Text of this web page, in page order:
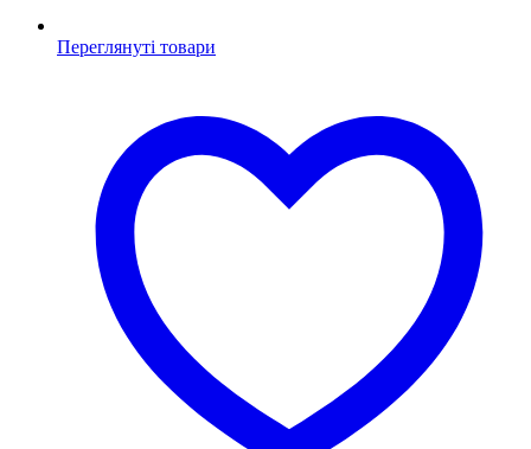
Переглянуті товари